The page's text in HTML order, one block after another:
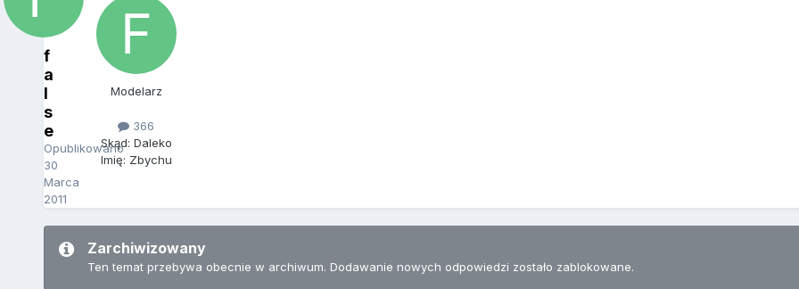
f
a
l
s
e
Opublikowano
30
Marca
2011
Modelarz
366
Skąd: Daleko
Imię: Zbychu
Zarchiwizowany
Ten temat przebywa obecnie w archiwum. Dodawanie nowych odpowiedzi zostało zablokowane.